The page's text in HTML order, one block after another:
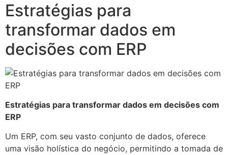
Estratégias para
transformar dados em
decisões com ERP
Estratégias para transformar dados em decisões com
ERP
Um ERP, com seu vasto conjunto de dados, oferece
uma visão holística do negócio, permitindo a tomada de